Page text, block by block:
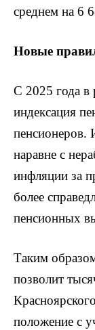
среднем на 6
Новые
С 2025 года в
индексация
пенсионеров.
наравне с
инфляции за
более
пенсионных
Таким
позволит
положение с